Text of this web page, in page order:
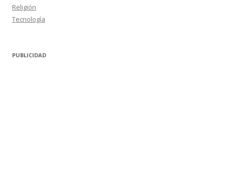
Religión
Tecnología
PUBLICIDAD